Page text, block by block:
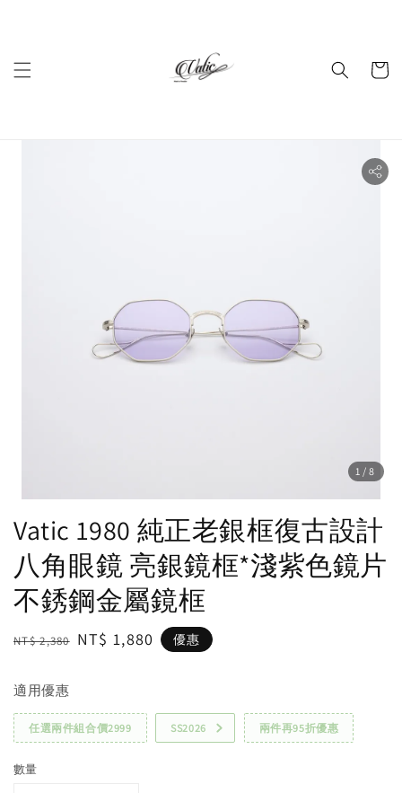
1 /8
Vatic 1980 純正老銀框復古設計
八角眼鏡 亮銀鏡框*淺紫色鏡片
不銹鋼金屬鏡框
Regular
NT$ 2,380 Sale
NT$ 1,880 優惠
適用優惠
任選兩件組合價2999 SS2026 兩件再95折優惠
數量